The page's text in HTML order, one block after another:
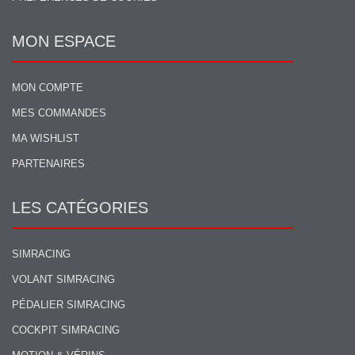
MON ESPACE
MON COMPTE
MES COMMANDES
MA WISHLIST
PARTENAIRES
LES CATÉGORIES
SIMRACING
VOLANT SIMRACING
PÉDALIER SIMRACING
COCKPIT SIMRACING